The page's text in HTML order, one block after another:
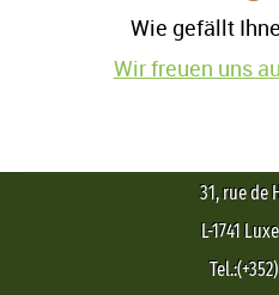
Wie gefällt
Wir freuen uns
31, rue de
L-1741